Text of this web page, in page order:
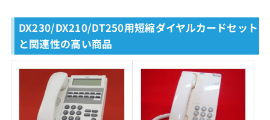
DX230/DX210/DT250用短縮ダイヤルカードセット
と関連性の高い商品